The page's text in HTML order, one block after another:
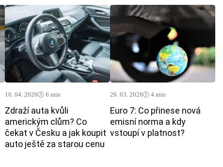
10. 04. 2026🕓 6 min
Zdraží auta kvůli
americkým clům? Co
čekat v Česku a jak koupit
auto ještě za starou cenu
26. 03. 2026🕓 4 min
Euro 7: Co přinese nová
emisní norma a kdy
vstoupí v platnost?